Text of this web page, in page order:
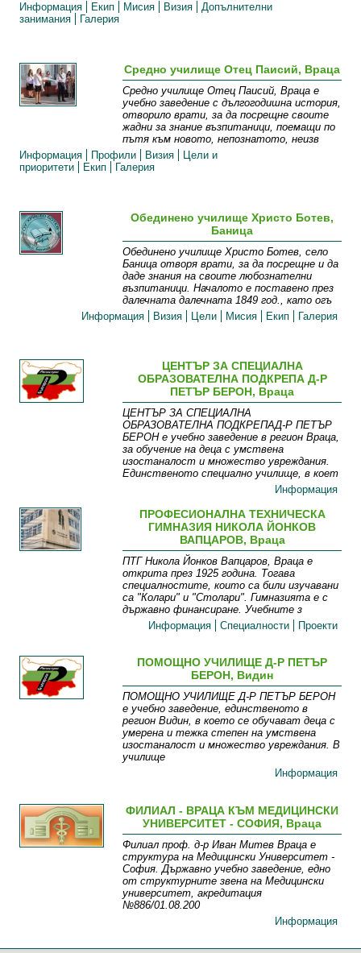
Информация
Екип Мисия Визия
Допълнителни
занимания
Галерия
Средно училище Отец Паисий, Враца
Средно училище Отец Паисий, Враца е
учебно заведение с дългогодишна история,
отворило врати, за да посрещне своите
жадни за знание възпитаници, поемащи по
пътя към новото, непознатото, неизв
Информация
Профили Визия
Цели и
приоритети
Екип Галерия
Обединено училище Христо Ботев,
Баница
Обединено училище Христо Ботев, село
Баница отворя врати, за да посрещне и да
даде знания на своите любознателни
възпитаници. Началото е поставено през
далечната далечната 1849 год., като огъ
Информация
Визия Цели Мисия Екип Галерия
ЦЕНТЪР ЗА СПЕЦИАЛНА
ОБРАЗОВАТЕЛНА ПОДКРЕПА Д-Р
ПЕТЪР БЕРОН, Враца
ЦЕНТЪР ЗА СПЕЦИАЛНА
ОБРАЗОВАТЕЛНА ПОДКРЕПАД-Р ПЕТЪР
БЕРОН е учебно заведение в регион Враца,
за обучение на деца с умствена
изостаналост и множество увреждания.
Единственото специално училище, в коет
Информация
ПРОФЕСИОНАЛНА ТЕХНИЧЕСКА
ГИМНАЗИЯ НИКОЛА ЙОНКОВ
ВАПЦАРОВ, Враца
ПТГ Никола Йонков Вапцаров, Враца е
открита през 1925 година. Тогава
специалностите, които са били изучавани
са "Колари" и "Столари". Гимназията е с
държавно финансиране. Учебните з
Информация
Специалности Проекти
ПОМОЩНО УЧИЛИЩЕ Д-Р ПЕТЪР
БЕРОН, Видин
ПОМОЩНО УЧИЛИЩЕ Д-Р ПЕТЪР БЕРОН
е учебно заведение, единственото в
регион Видин, в което се обучават деца с
умерена и тежка степен на умствена
изостаналост и множество увреждания. В
училище
Информация
ФИЛИАЛ - ВРАЦА КЪМ МЕДИЦИНСКИ
УНИВЕРСИТЕТ - СОФИЯ, Враца
Филиал проф. д-р Иван Митев Враца е
структура на Медицински Университет -
София. Държавно учебно заведение, едно
от структурните звена на Медицински
университет, акредитация
№886/01.08.200
Информация